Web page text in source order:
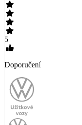
5
Doporučení